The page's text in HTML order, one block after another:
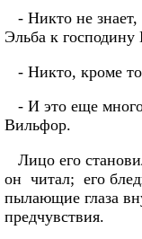
- Никто не знает,
Эльба к господину
- Никто, кроме
- И это еще
Вильфор.
Лицо его
он читал; его
пылающие глаза
предчувствия.